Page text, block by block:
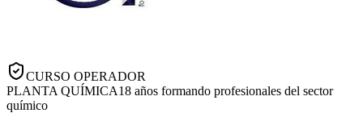
CURSO OPERADOR
PLANTA QUÍMICA18 años formando profesionales del sector
químico